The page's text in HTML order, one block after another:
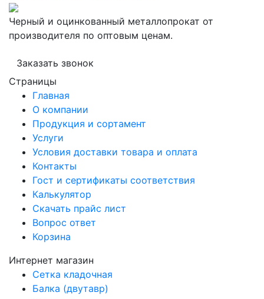
Черный и оцинкованный металлопрокат от
производителя по оптовым ценам.
Заказать звонок
Страницы
Главная
О компании
Продукция и сортамент
Услуги
Условия доставки товара и оплата
Контакты
Гост и сертификаты соответствия
Калькулятор
Скачать прайс лист
Вопрос ответ
Корзина
Интернет магазин
Сетка кладочная
Балка (двутавр)